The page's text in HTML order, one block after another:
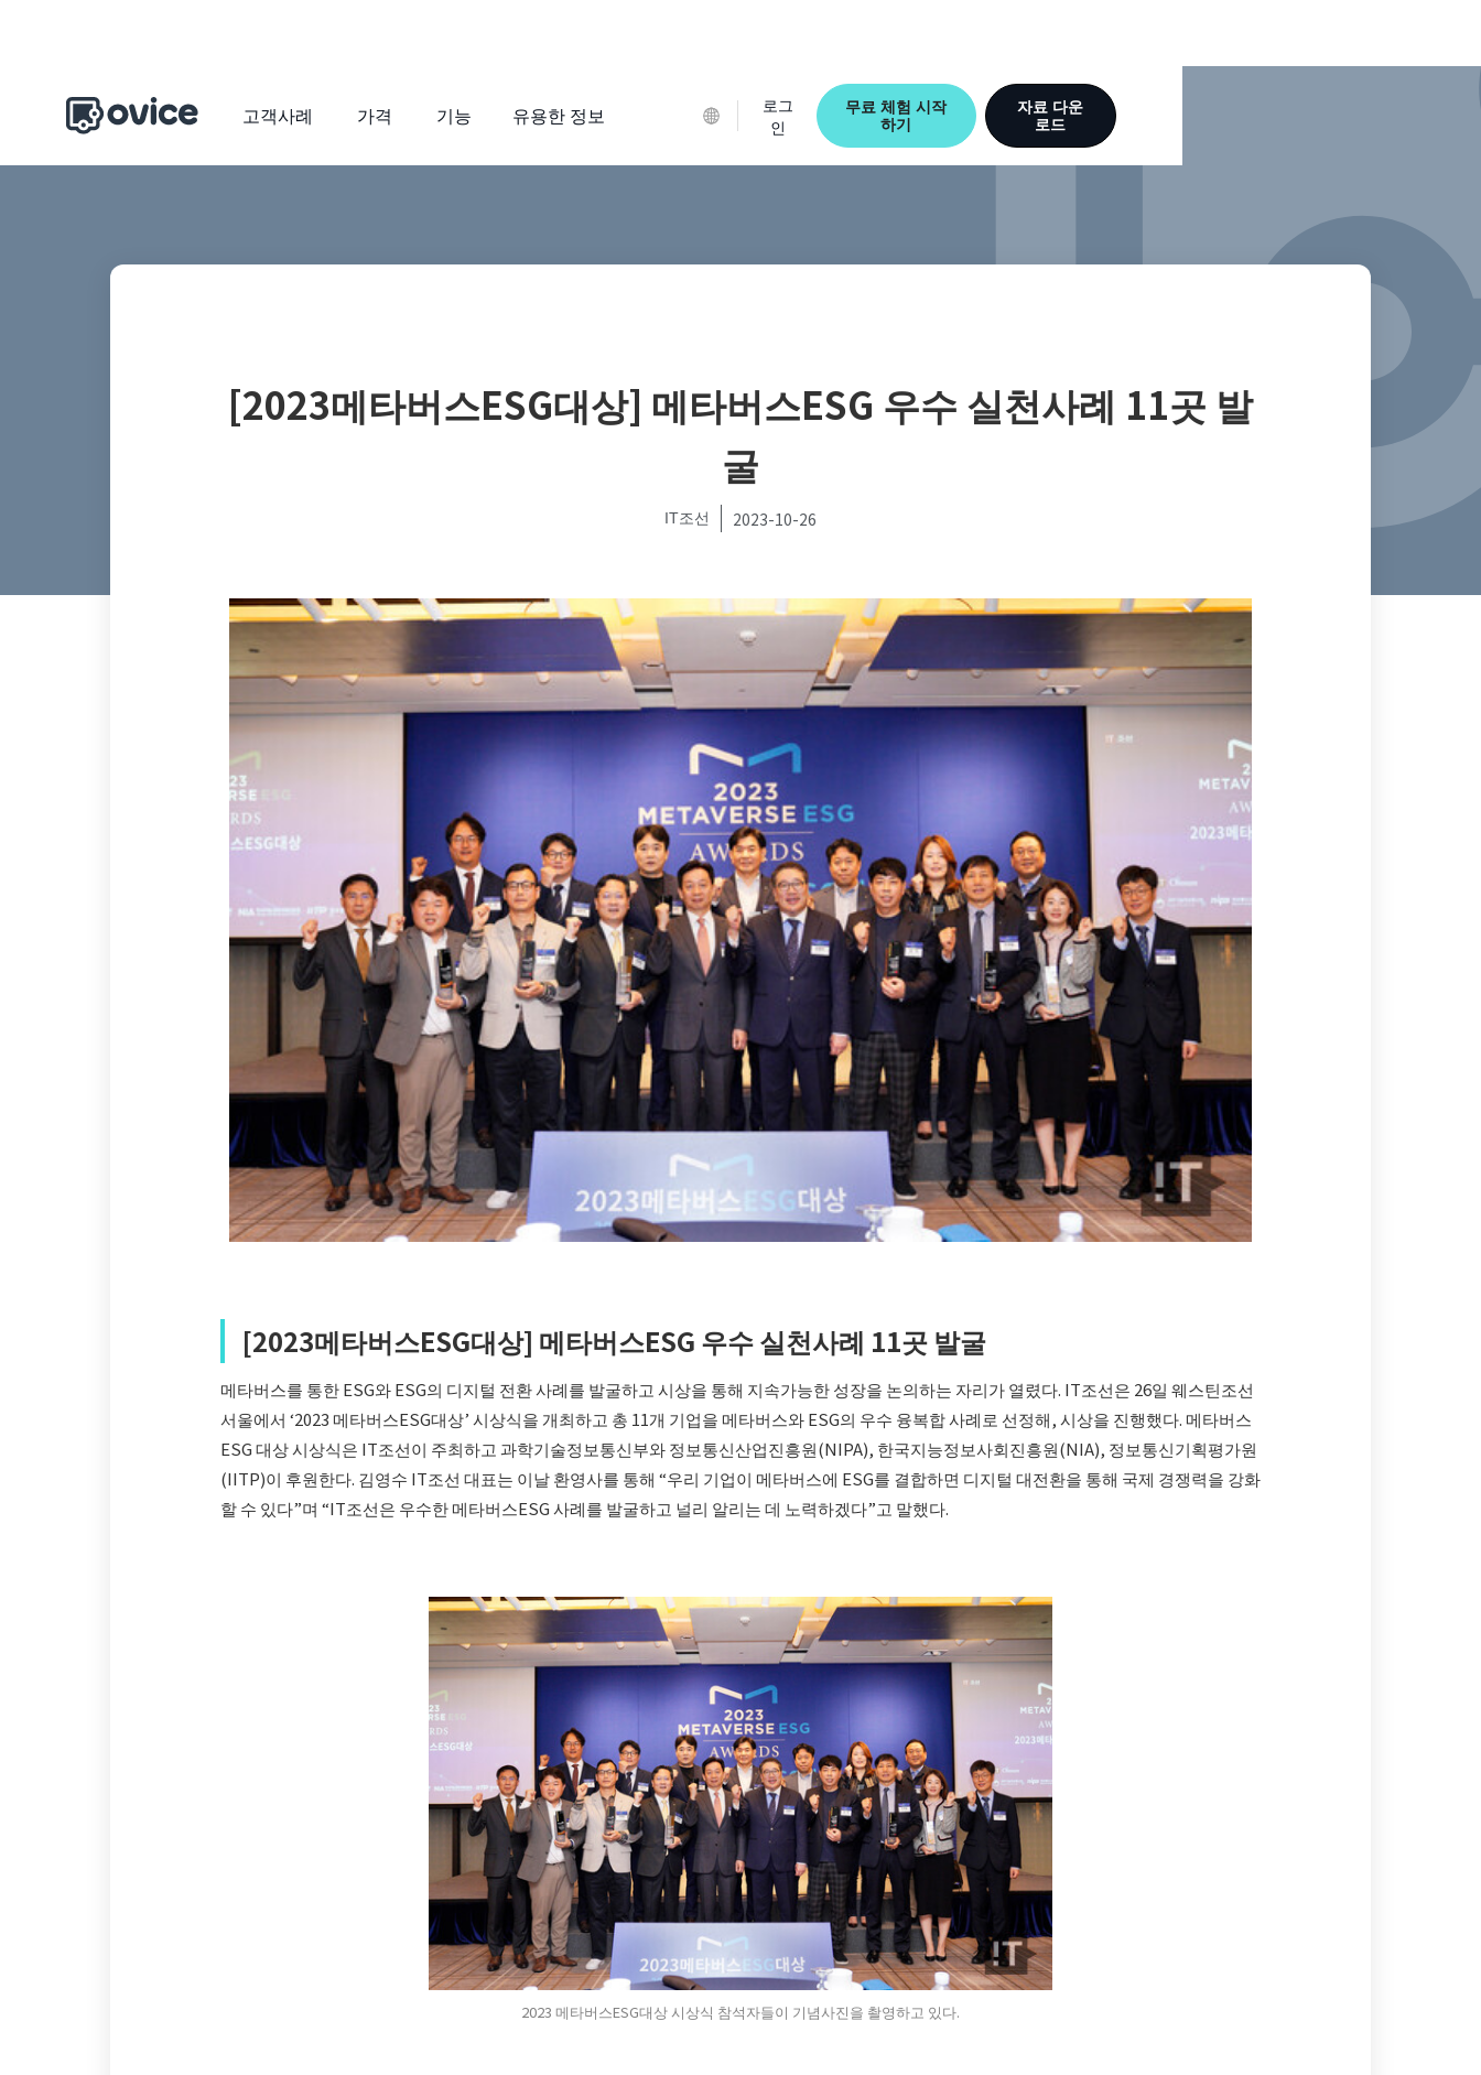
고객사례 가격 기능 유용한 정보
로그
인
무료 체험 시작
하기
자료 다운
로드
[2023메타버스ESG대상] 메타버스ESG 우수 실천사례 11곳 발
굴
IT조선 2023-10-26
[2023메타버스ESG대상] 메타버스ESG 우수 실천사례 11곳 발굴
메타버스를 통한 ESG와 ESG의 디지털 전환 사례를 발굴하고 시상을 통해 지속가능한 성장을 논의하는 자리가 열렸다. IT조선은 26일 웨스틴조선
서울에서 ‘2023 메타버스ESG대상’ 시상식을 개최하고 총 11개 기업을 메타버스와 ESG의 우수 융복합 사례로 선정해, 시상을 진행했다. 메타버스
ESG 대상 시상식은 IT조선이 주최하고 과학기술정보통신부와 정보통신산업진흥원(NIPA), 한국지능정보사회진흥원(NIA), 정보통신기획평가원
(IITP)이 후원한다. 김영수 IT조선 대표는 이날 환영사를 통해 “우리 기업이 메타버스에 ESG를 결합하면 디지털 대전환을 통해 국제 경쟁력을 강화
할 수 있다”며 “IT조선은 우수한 메타버스ESG 사례를 발굴하고 널리 알리는 데 노력하겠다”고 말했다.
2023 메타버스ESG대상 시상식 참석자들이 기념사진을 촬영하고 있다.